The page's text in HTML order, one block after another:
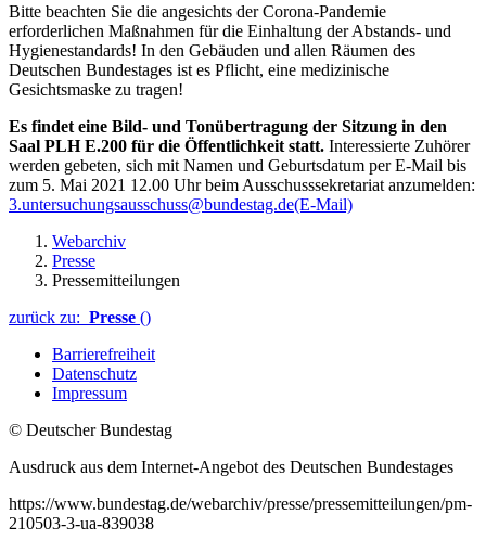
Bitte beachten Sie die angesichts der Corona-Pandemie
erforderlichen Maßnahmen für die Einhaltung der Abstands- und
Hygienestandards! In den Gebäuden und allen Räumen des
Deutschen Bundestages ist es Pflicht, eine medizinische
Gesichtsmaske zu tragen!
Es findet eine Bild- und Tonübertragung der Sitzung in den
Saal PLH E.200 für die Öffentlichkeit statt. Interessierte Zuhörer
werden gebeten, sich mit Namen und Geburtsdatum per E-Mail bis
zum 5. Mai 2021 12.00 Uhr beim Ausschusssekretariat anzumelden:
3.untersuchungsausschuss@bundestag.de(E-Mail)
Webarchiv
Presse
Pressemitteilungen
zurück zu: Presse ()
Barrierefreiheit
Datenschutz
Impressum
© Deutscher Bundestag
Ausdruck aus dem Internet-Angebot des Deutschen Bundestages
https://www.bundestag.de/webarchiv/presse/pressemitteilungen/pm-
210503-3-ua-839038